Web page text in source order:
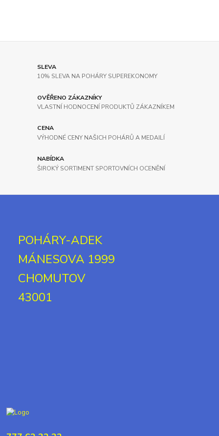
SLEVA
10% SLEVA NA POHÁRY SUPEREKONOMY
OVĚŘENO ZÁKAZNÍKY
VLASTNÍ HODNOCENÍ PRODUKTŮ ZÁKAZNÍKEM
CENA
VÝHODNÉ CENY NAŠICH POHÁRŮ A MEDAILÍ
NABÍDKA
ŠIROKÝ SORTIMENT SPORTOVNÍCH OCENĚNÍ
POHÁRY-ADEK
MÁNESOVA 1999
CHOMUTOV
43001